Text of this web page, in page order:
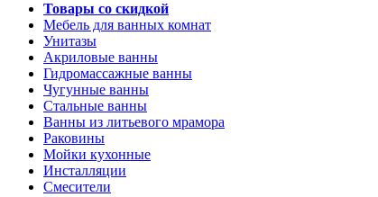
Товары со скидкой
Мебель для ванных комнат
Унитазы
Акриловые ванны
Гидромассажные ванны
Чугунные ванны
Стальные ванны
Ванны из литьевого мрамора
Раковины
Мойки кухонные
Инсталляции
Смесители